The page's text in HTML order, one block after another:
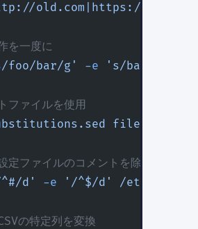
old.com|https://
を一度に
foo/bar/g' -e 's/baz/qux/g'
ファイルを使用
file.txt
ファイルのコメントを除去して表示
d' -e '/^$/d' /etc/nginx/
の特定列を変換